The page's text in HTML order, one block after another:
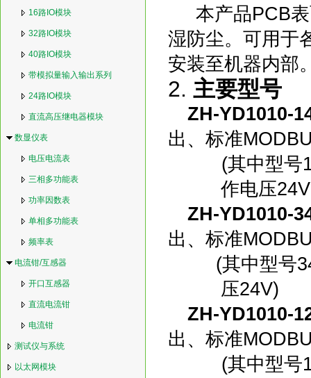
16路IO模块
32路IO模块
40路IO模块
带模拟量输入输出系列
24路IO模块
直流高压继电器模块
数显仪表
电压电流表
三相多功能表
功率因数表
单相多功能表
频率表
电流钳/互感器
开口互感器
直流电流钳
电流钳
测试仪与系统
以太网模块
本产品PCB
湿防尘。可用于
安装至机器内部
2. 主要型号
ZH-YD1010-
出、 标准
(其中型号
作电压24V
ZH-YD1010-
出、 标准
(其中型号
压24V)
ZH-YD1010-1
出、 标准
(其中型号